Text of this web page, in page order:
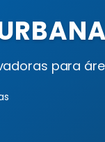
para